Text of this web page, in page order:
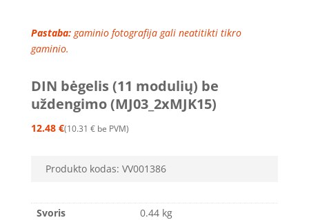
Pastaba:gaminio fotografija gali neatitikti tikro
gaminio.
DIN bėgelis (11 modulių) be
uždengimo (MJ03_2xMJK15)
12.48 € 10.31 € be PVM
Produkto kodas: VV001386
Svoris
0.44 kg